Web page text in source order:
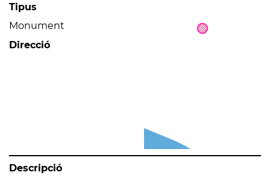
Tipus
Monument
Direcció
Descripció